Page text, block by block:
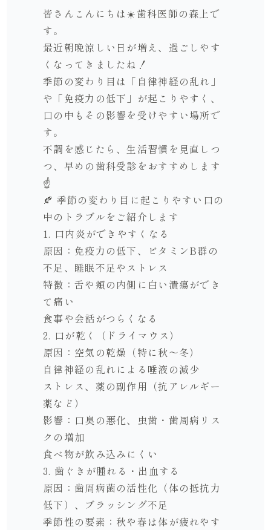
皆さんこんにちは☀️歯科医師の森上で
す。
最近朝晩涼しい日が増え、過ごしやす
くなってきましたね！
季節の変わり目は「自律神経の乱れ」
や「免疫力の低下」が起こりやすく、
口の中もその影響を受けやすい場所で
す。
不調を感じたら、生活習慣を見直しつ
つ、早めの歯科受診をおすすめします
☝️
🍂 季節の変わり目に起こりやすい口の
中のトラブルをご紹介します
1. 口内炎ができやすくなる
原因：免疫力の低下、ビタミンB群の
不足、睡眠不足やストレス
特徴：舌や頬の内側に白い潰瘍ができ
て痛い
食事や会話がつらくなる
2. 口が乾く（ドライマウス）
原因：空気の乾燥（特に秋〜冬）
自律神経の乱れによる唾液の減少
ストレス、薬の副作用（抗アレルギー
薬など）
影響：口臭の悪化、虫歯・歯周病リス
クの増加
食べ物が飲み込みにくい
3. 歯ぐきが腫れる・出血する
原因：歯周病菌の活性化（体の抵抗力
低下）、ブラッシング不足
季節性の要素：秋や春は体が疲れやす